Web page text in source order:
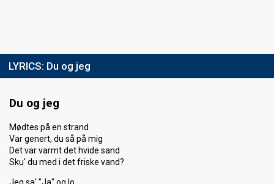
LYRICS: Du og jeg
Du og jeg
Mødtes på en strand
Var genert, du så på mig
Det var varmt det hvide sand
Sku' du med i det friske vand?